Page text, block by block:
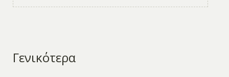
Γενικότερα